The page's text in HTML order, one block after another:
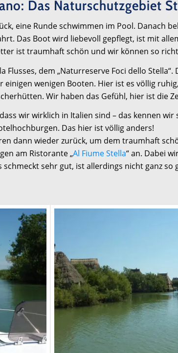
Das Naturschutzgebiet
eine Runde schwimmen im Pool. Danach
Das Boot wird liebevoll gepflegt, ist mit
ist traumhaft schön und wir können so
dem „Naturreserve Foci dello
wenigen Booten. Hier ist es völlig
Wir haben das Gefühl, hier ist die
wir wirklich in Italien sind – das kennen
Das hier ist völlig anders!
dann wieder zurück, um dem traumhaft
am Ristorante „Al Fiume Stella“ an. Dabei
schmeckt sehr gut, ist allerdings nicht ganz